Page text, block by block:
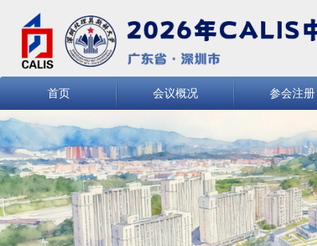
首页 会议概况 参会注册